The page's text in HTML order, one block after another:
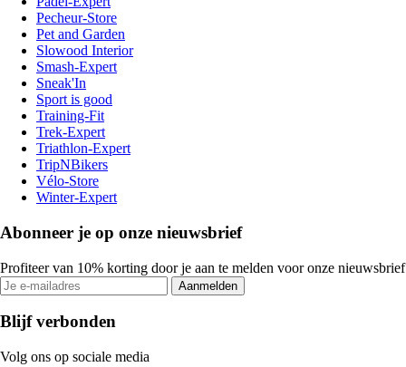
Pecheur-Store
Pet and Garden
Slowood Interior
Smash-Expert
Sneak'In
Sport is good
Training-Fit
Trek-Expert
Triathlon-Expert
TripNBikers
Vélo-Store
Winter-Expert
Abonneer je op onze nieuwsbrief
Profiteer van 10% korting door je aan te melden voor onze nieuwsbrief
Aanmelden
Blijf verbonden
Volg ons op sociale media